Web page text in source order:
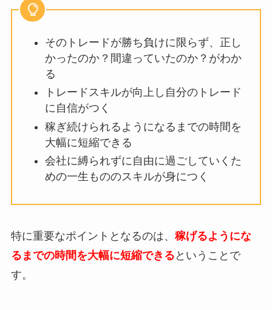
そのトレードが勝ち負けに限らず、正し
かったのか？間違っていたのか？がわか
る
トレードスキルが向上し自分のトレード
に自信がつく
稼ぎ続けられるようになるまでの時間を
大幅に短縮できる
会社に縛られずに自由に過ごしていくた
めの一生もののスキルが身につく
特に重要なポイントとなるのは、 稼げるようにな
るまでの時間を大幅に短縮できる ということで
す。